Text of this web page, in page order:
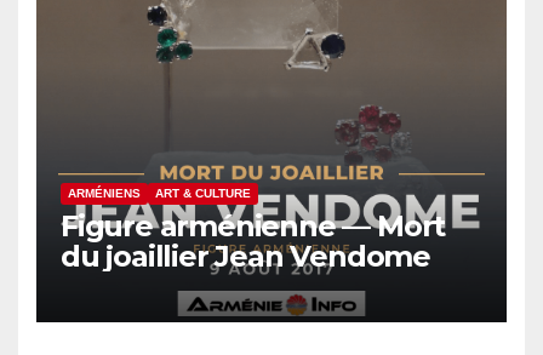
ARMÉNIENS ART & CULTURE
Figure arménienne — Mort
du joaillier Jean Vendome